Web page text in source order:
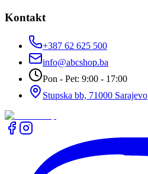
Kontakt
+387 62 625 500
info@abcshop.ba
Pon - Pet: 9:00 - 17:00
Stupska bb, 71000 Sarajevo